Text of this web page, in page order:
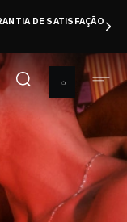
DE SATISFAÇÃO